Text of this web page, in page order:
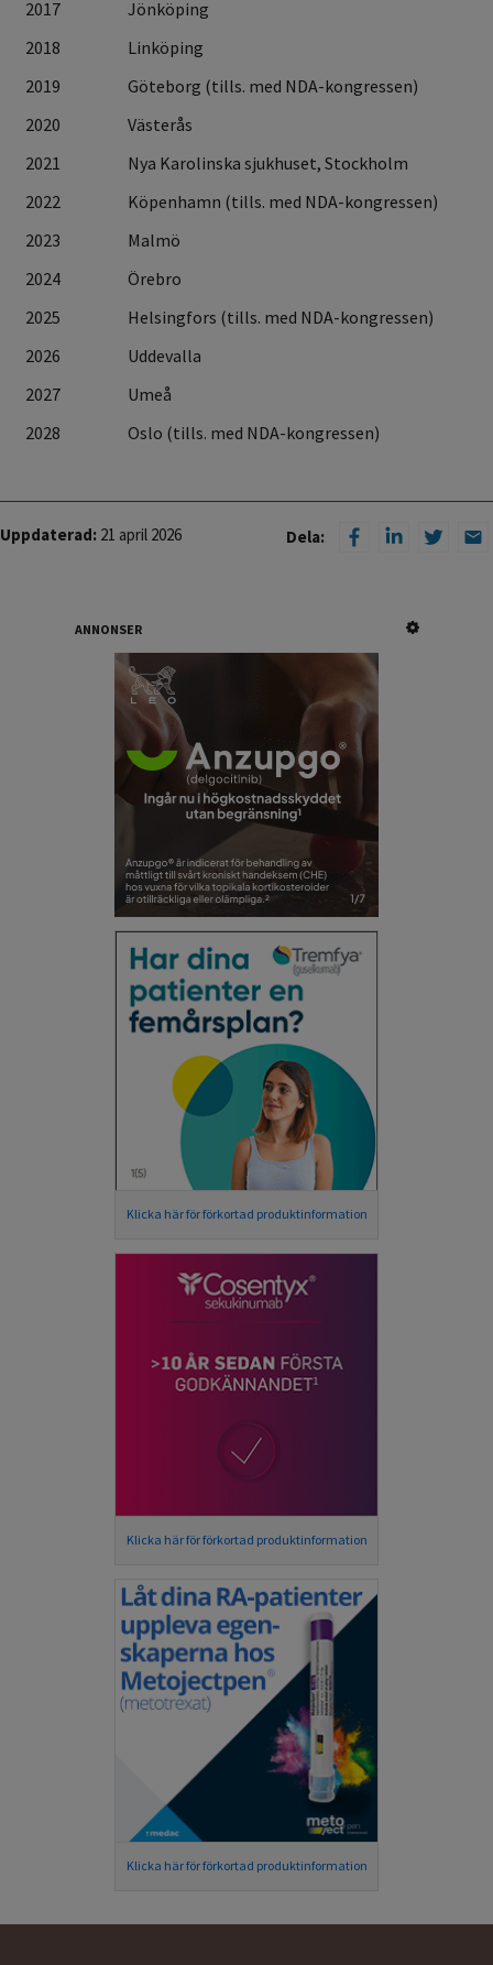
2017
Jönköping
2018
Linköping
2019
Göteborg (tills. med NDA-kongressen)
2020
Västerås
2021
Nya Karolinska sjukhuset, Stockholm
2022
Köpenhamn (tills. med NDA-kongressen)
2023
Malmö
2024
Örebro
2025
Helsingfors (tills. med NDA-kongressen)
2026
Uddevalla
2027
Umeå
2028
Oslo (tills. med NDA-kongressen)
Uppdaterad: 21 april 2026 Dela:
ANNONSER
Klicka här för förkortad produktinformation
Klicka här för förkortad produktinformation
Klicka här för förkortad produktinformation